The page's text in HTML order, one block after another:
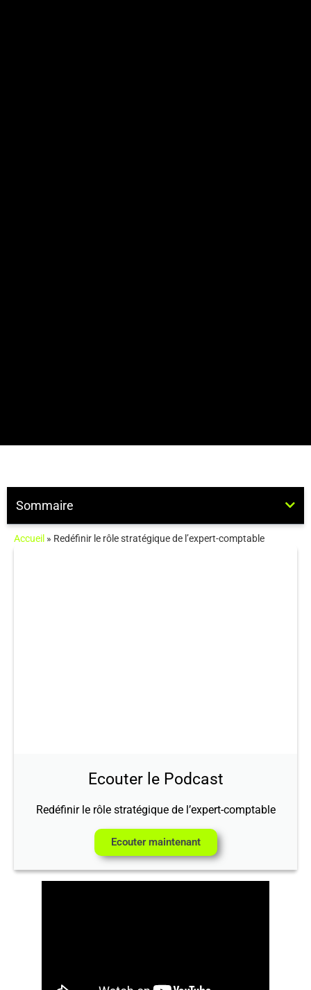
Accueil » Redéfinir le rôle stratégique de l’expert-comptable
Ecouter le Podcast
Redéfinir le rôle stratégique de l’expert-comptable
Ecouter maintenant
Sommaire